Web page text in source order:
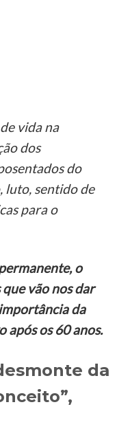
vida na
dos
do
luto, sentido de
para o
o
vão nos dar
da
os 60 anos.
da